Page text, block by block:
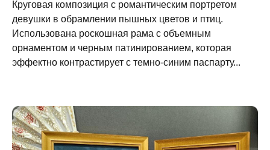
Круговая композиция с романтическим портретом
девушки в обрамлении пышных цветов и птиц.
Использована роскошная рама с объемным
орнаментом и черным патинированием, которая
эффектно контрастирует с темно-синим паспарту...